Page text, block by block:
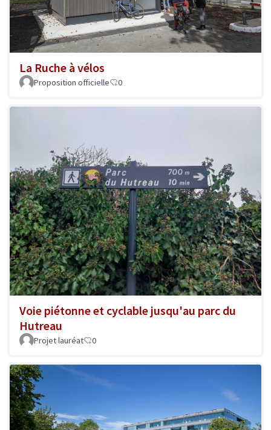
La Ruche à vélos
Proposition officielle 0
Voie piétonne et cyclable jusqu'au parc du
Hutreau
Projet lauréat 0